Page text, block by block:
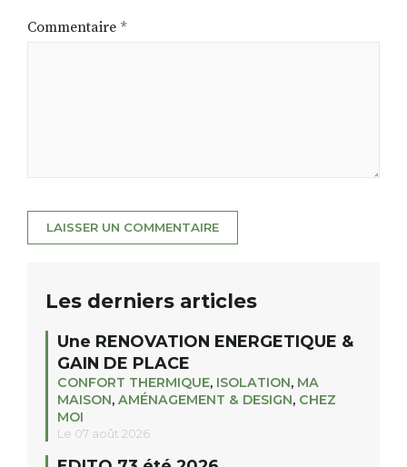
Commentaire *
Les derniers articles
Une RENOVATION ENERGETIQUE &
GAIN DE PLACE
CONFORT THERMIQUE, ISOLATION, MA
MAISON, AMÉNAGEMENT & DESIGN, CHEZ
MOI
Le 07 août 2026